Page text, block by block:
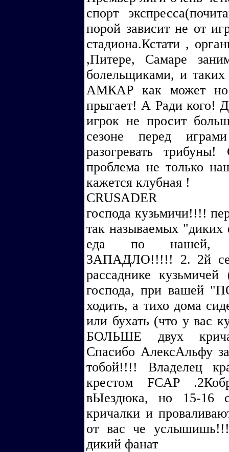
спорт
порой зависит не от
стадиона.Кстати ,
,Питере, Самаре
болельщиками, и
АМКАР как может
прыгает! А Ради кого!
игрок не просит
сезоне перед
разогревать
проблема не только
кажется клубная !
CRUSADER
господа кузьмичи!!!!
так называемых
еда по нашей,
ЗАПАДЛО!!!!! 2. 2й
рассаднике
господа, при вашей
ходить, а тихо дома
или бухать (что у вас
БОЛЬШЕ двух
Спасибо АлексАльфу
тобой!!!! Владелец
крестом FCAP
вЫездюка, но 15-16
кричалки и
от вас че
дикий фанат